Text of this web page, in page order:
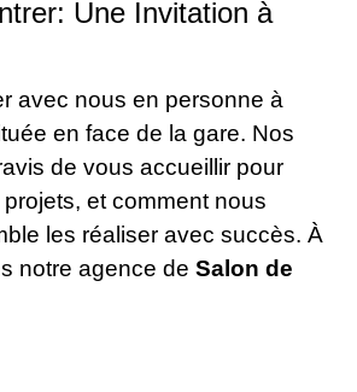
Une Invitation à
avec nous en personne à
en face de la gare. Nos
de vous accueillir pour
et comment nous
les réaliser avec succès. À
notre agence de Salon de